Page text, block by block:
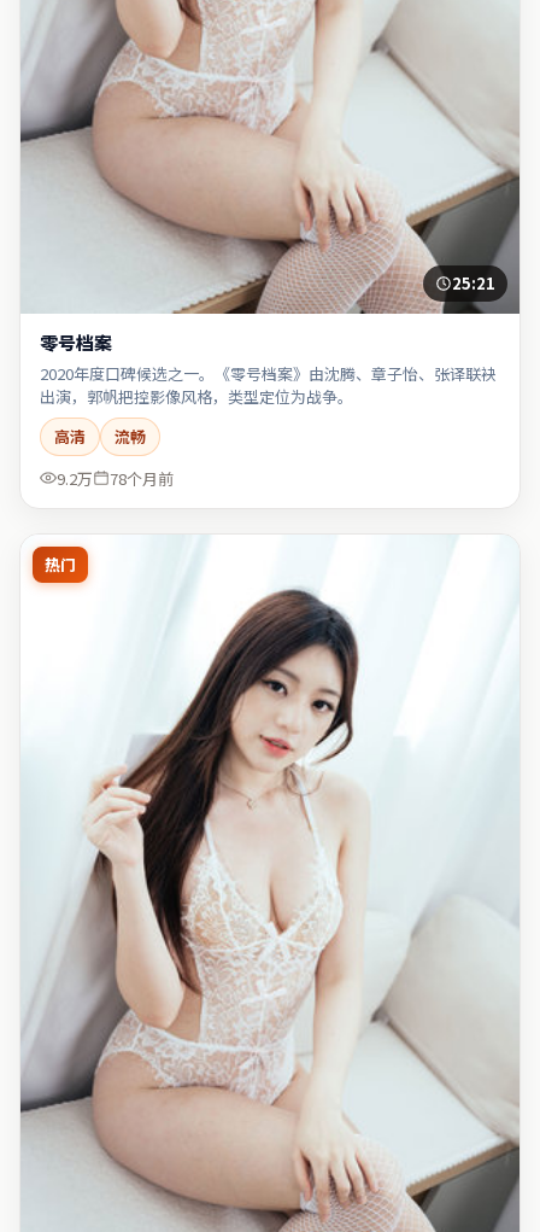
25:21
零号档案
2020年度口碑候选之一。《零号档案》由沈腾、章子怡、张译联袂
出演，郭帆把控影像风格，类型定位为战争。
高清
流畅
9.2万
78个月前
热门